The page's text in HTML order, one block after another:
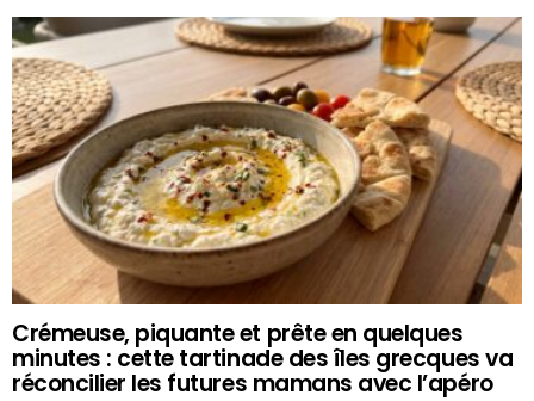
Crémeuse, piquante et prête en quelques
minutes : cette tartinade des îles grecques va
réconcilier les futures mamans avec l’apéro